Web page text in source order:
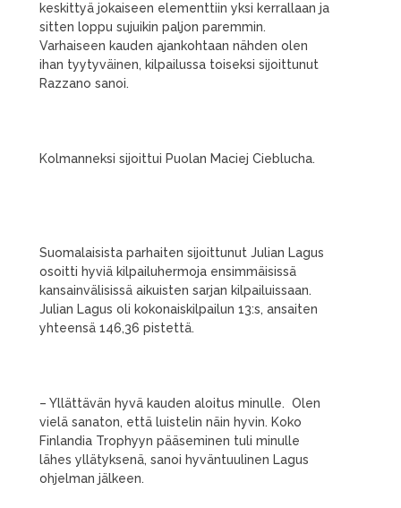
keskittyä jokaiseen elementtiin yksi kerrallaan ja
sitten loppu sujuikin paljon paremmin.
Varhaiseen kauden ajankohtaan nähden olen
ihan tyytyväinen, kilpailussa toiseksi sijoittunut
Razzano sanoi.
Kolmanneksi sijoittui Puolan Maciej Cieblucha.
Suomalaisista parhaiten sijoittunut Julian Lagus
osoitti hyviä kilpailuhermoja ensimmäisissä
kansainvälisissä aikuisten sarjan kilpailuissaan.
Julian Lagus oli kokonaiskilpailun 13:s, ansaiten
yhteensä 146,36 pistettä.
– Yllättävän hyvä kauden aloitus minulle. Olen
vielä sanaton, että luistelin näin hyvin. Koko
Finlandia Trophyyn pääseminen tuli minulle
lähes yllätyksenä, sanoi hyväntuulinen Lagus
ohjelman jälkeen.